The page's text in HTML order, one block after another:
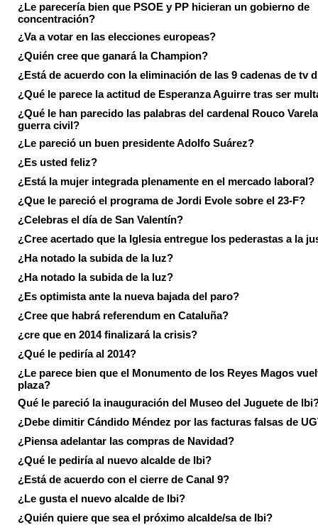
¿Le parecería bien que PSOE y PP hicieran un gobierno de
concentración?
¿Va a votar en las elecciones europeas?
¿Quién cree que ganará la Champion?
¿Está de acuerdo con la eliminación de las 9 cadenas de tv
¿Qué le parece la actitud de Esperanza Aguirre tras ser
¿Qué le han parecido las palabras del cardenal Rouco
guerra civil?
¿Le pareció un buen presidente Adolfo Suárez?
¿Es usted feliz?
¿Está la mujer integrada plenamente en el mercado laboral?
¿Que le pareció el programa de Jordi Evole sobre el 23-F?
¿Celebras el día de San Valentín?
¿Cree acertado que la Iglesia entregue los pederastas a la
¿Ha notado la subida de la luz?
¿Ha notado la subida de la luz?
¿Es optimista ante la nueva bajada del paro?
¿Cree que habrá referendum en Cataluña?
¿cre que en 2014 finalizará la crisis?
¿Qué le pediría al 2014?
¿Le parece bien que el Monumento de los Reyes Magos
plaza?
Qué le pareció la inauguración del Museo del Juguete de
¿Debe dimitir Cándido Méndez por las facturas falsas de
¿Piensa adelantar las compras de Navidad?
¿Qué le pediría al nuevo alcalde de Ibi?
¿Está de acuerdo con el cierre de Canal 9?
¿Le gusta el nuevo alcalde de Ibi?
¿Quién quiere que sea el próximo alcalde/sa de Ibi?